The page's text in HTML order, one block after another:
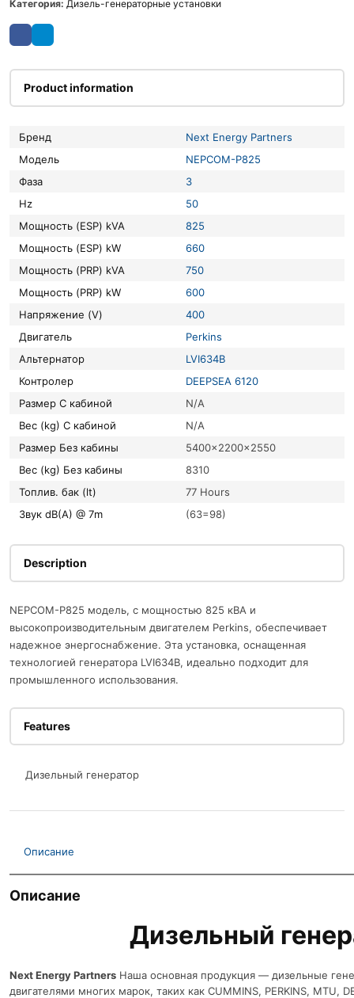
Категория: Дизель-генераторные установки
Product information
Бренд
Next Energy Partners
Модель
NEPCOM-P825
Фаза
3
Hz
50
Мощность (ESP) kVA
825
Мощность (ESP) kW
660
Мощность (PRP) kVA
750
Мощность (PRP) kW
600
Напряжение (V)
400
Двигатель
Perkins
Альтернатор
LVI634B
Контролер
DEEPSEA 6120
Размер С кабиной
N/A
Вес (kg) С кабиной
N/A
Размер Без кабины
5400x2200x2550
Вес (kg) Без кабины
8310
Топлив. бак (lt)
77 Hours
Звук dB(A) @ 7m
(63=98)
Description
NEPCOM-P825 модель, с мощностью 825 кВА и
высокопроизводительным двигателем Perkins, обеспечивает
надежное энергоснабжение. Эта установка, оснащенная
технологией генератора LVI634B, идеально подходит для
промышленного использования.
Features
Дизельный генератор
Описание
Описание
Дизельный
Next Energy Partners Наша основная продукция — дизельные
двигателями многих марок, таких как CUMMINS, PERKINS, MTU,